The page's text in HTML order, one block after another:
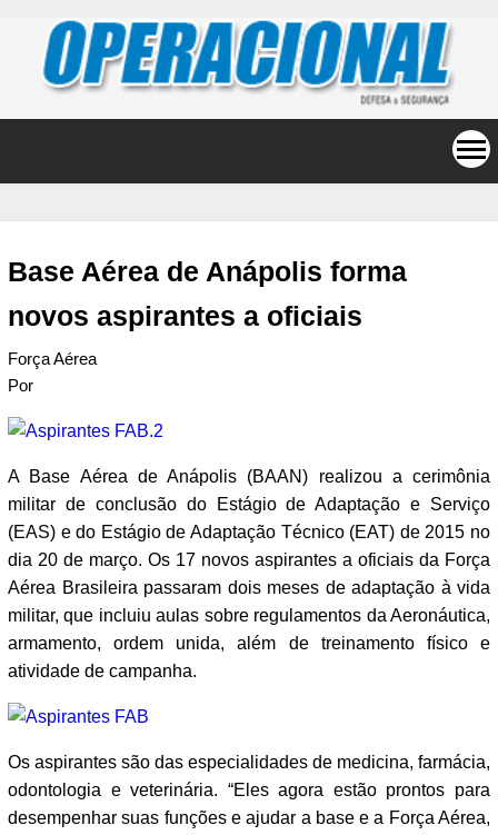
Base Aérea de Anápolis forma
novos aspirantes a oficiais
Força Aérea
Por
A Base Aérea de Anápolis (BAAN) realizou a cerimônia
militar de conclusão do Estágio de Adaptação e Serviço
(EAS) e do Estágio de Adaptação Técnico (EAT) de 2015 no
dia 20 de março. Os 17 novos aspirantes a oficiais da Força
Aérea Brasileira passaram dois meses de adaptação à vida
militar, que incluiu aulas sobre regulamentos da Aeronáutica,
armamento, ordem unida, além de treinamento físico e
atividade de campanha.
Os aspirantes são das especialidades de medicina, farmácia,
odontologia e veterinária. “Eles agora estão prontos para
desempenhar suas funções e ajudar a base e a Força Aérea,